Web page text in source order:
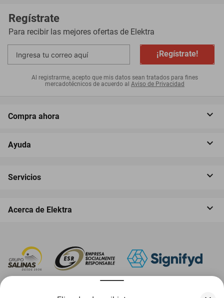
Regístrate
Para recibir las mejores ofertas de Elektra
¡Regístrate!
Al registrarme, acepto que mis datos sean tratados para fines
mercadotécnicos de acuerdo al Aviso de Privacidad
Compra ahora
Ayuda
Servicios
Acerca de Elektra